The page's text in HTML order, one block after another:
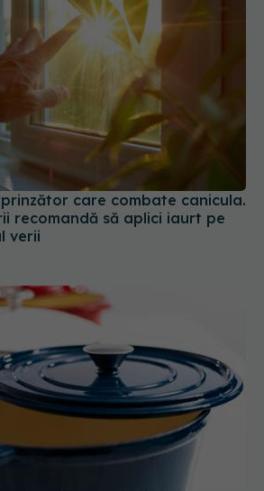
care combate canicula.
recomandă să aplici iaurt pe
verii